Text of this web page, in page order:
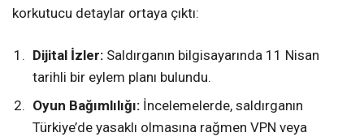
korkutucu detaylar ortaya çıktı:
Dijital İzler: Saldırganın bilgisayarında 11 Nisan
tarihli bir eylem planı bulundu.
Oyun Bağımlılığı: İncelemelerde, saldırganın
Türkiye’de yasaklı olmasına rağmen VPN veya